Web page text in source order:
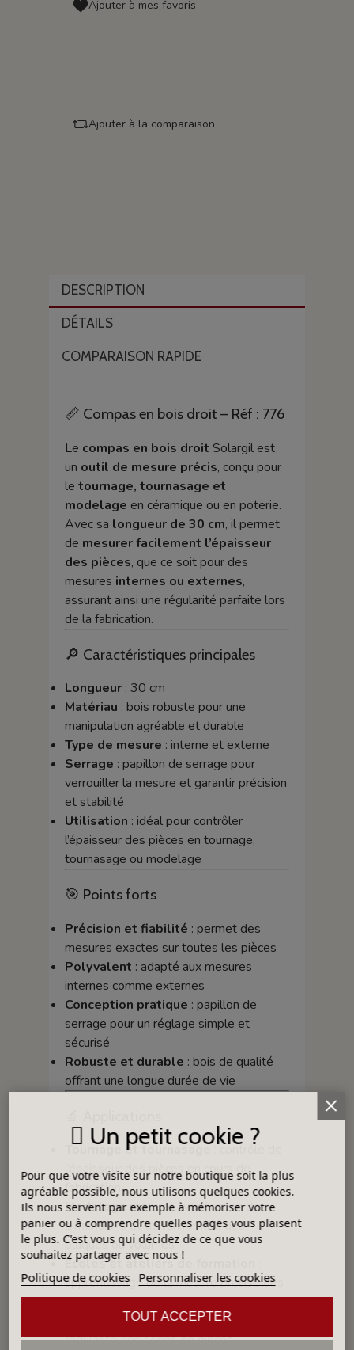
Ajouter à mes favoris
Ajouter à la comparaison
DESCRIPTION
DÉTAILS
COMPARAISON RAPIDE
📏 Compas en bois droit – Réf : 776
Le compas en bois droit Solargil est
un outil de mesure précis, conçu pour
le tournage, tournasage et
modelage en céramique ou en poterie.
Avec sa longueur de 30 cm, il permet
de mesurer facilement l’épaisseur
des pièces, que ce soit pour des
mesures internes ou externes,
assurant ainsi une régularité parfaite lors
de la fabrication.
🔎 Caractéristiques principales
Longueur: 30 cm
Matériau : bois robuste pour une
manipulation agréable et durable
Type de mesure : interne et externe
Serrage : papillon de serrage pour
verrouiller la mesure et garantir précision
et stabilité
Utilisation : idéal pour contrôler
l’épaisseur des pièces en tournage,
tournasage ou modelage
🎯 Points forts
Précision et fiabilité : permet des
mesures exactes sur toutes les pièces
Polyvalent : adapté aux mesures
internes comme externes
Conception pratique : papillon de
serrage pour un réglage simple et
sécurisé
Robuste et durable : bois de qualité
offrant une longue durée de vie
Tournage et tournasage: contrôle de
l’épaisseur des pièces en cours de
fabrication
Modelage manuel: vérification des
dimensions et de l’uniformité des
plaques ou volumes
Écoles et ateliers de formation
apprentissage de la mesure précise des
objets en argile
Production artisanale: garantir la
régularité des séries de pièces
Un petit cookie ?
Pour que votre visite sur notre boutique soit la plus
agréable possible, nous utilisons quelques cookies.
Ils nous servent par exemple à mémoriser votre
panier ou à comprendre quelles pages vous plaisent
le plus. C'est vous qui décidez de ce que vous
souhaitez partager avec nous !
Politique de cookies Personnaliser les cookies
TOUT ACCEPTER